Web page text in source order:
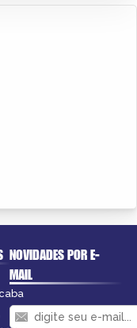
NOVIDADES POR E-
MAIL